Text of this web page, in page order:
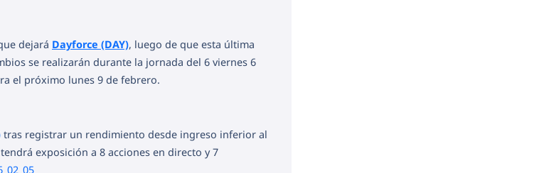
dejará Dayforce (DAY), luego de que esta última
se realizarán durante la jornada del 6 viernes 6
el próximo lunes 9 de febrero.
tras registrar un rendimiento desde ingreso inferior al
exposición a 8 acciones en directo y 7